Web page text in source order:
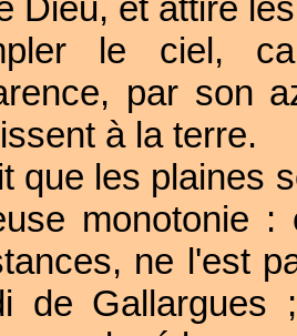
Dieu, et attire
le ciel,
par son
à la terre.
que les plaines
monotonie
ne l'est
de Gallargues